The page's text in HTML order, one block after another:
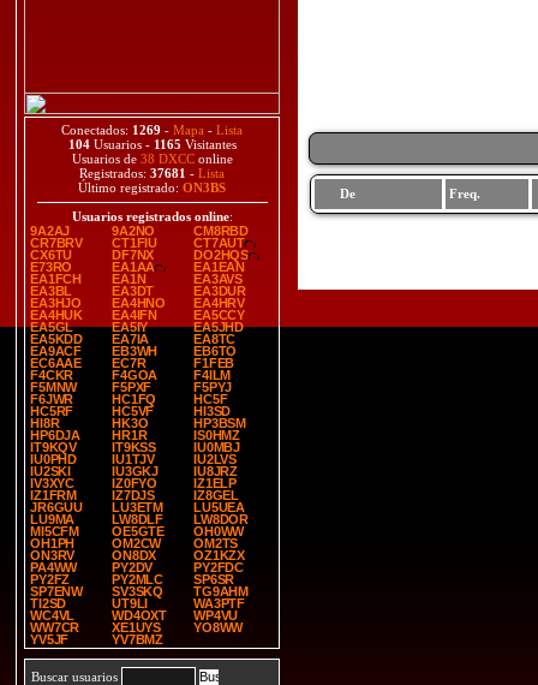
Conectados: 1269 - Mapa - Lista
104Usuarios - 1165 Visitantes
Usuarios de 38 DXCConline
Registrados: 37681 - Lista
Último registrado: ON3BS
Usuarios registrados online:
9A2AJ
9A2NO
CM8RBD
CR7BRV
CT1FIU
CT7AUT
CX6TU
DF7NX
DO2HQS
E73RO
EA1AA
EA1EAN
EA1FCH
EA1N
EA3AVS
EA3BL
EA3DT
EA3DUR
EA3HJO
EA4HNO
EA4HRV
EA4HUK
EA4IFN
EA5CCY
EA5GL
EA5IY
EA5JHD
EA5KDD
EA7IA
EA8TC
EA9ACF
EB3WH
EB6TO
EC6AAE
EC7R
F1FEB
F4CKR
F4GOA
F4ILM
F5MNW
F5PXF
F5PYJ
F6JWR
HC1FQ
HC5F
HC5RF
HC5VF
HI3SD
HI8R
HK3O
HP3BSM
HP6DJA
HR1R
IS0HMZ
IT9KQV
IT9KSS
IU0MBJ
IU0PHD
IU1TJV
IU2LVS
IU2SKI
IU3GKJ
IU8JRZ
IV3XYC
IZ0FYO
IZ1ELP
IZ1FRM
IZ7DJS
IZ8GEL
JR6GUU
LU3ETM
LU5UEA
LU9MA
LW8DLF
LW8DOR
MI5CFM
OE5GTE
OH0WW
OH1PH
OM2CW
OM2TS
ON3RV
ON8DX
OZ1KZX
PA4WW
PY2DV
PY2FDC
PY2FZ
PY2MLC
SP6SR
SP7ENW
SV3SKQ
TG9AHM
TI2SD
UT9LI
WA3PTF
WC4VL
WD4OXT
WP4VU
WW7CR
XE1UYS
YO8WW
YV5JF
YV7BMZ
Buscar usuarios
De Freq.